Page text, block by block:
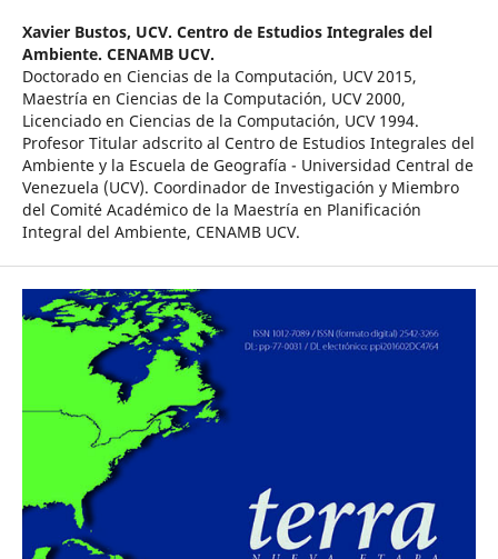
Xavier Bustos, UCV. Centro de Estudios Integrales del
Ambiente. CENAMB UCV.
Doctorado en Ciencias de la Computación, UCV 2015,
Maestría en Ciencias de la Computación, UCV 2000,
Licenciado en Ciencias de la Computación, UCV 1994.
Profesor Titular adscrito al Centro de Estudios Integrales del
Ambiente y la Escuela de Geografía - Universidad Central de
Venezuela (UCV). Coordinador de Investigación y Miembro
del Comité Académico de la Maestría en Planificación
Integral del Ambiente, CENAMB UCV.